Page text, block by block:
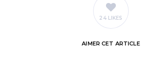
24 LIKES
AIMER CET ARTICLE